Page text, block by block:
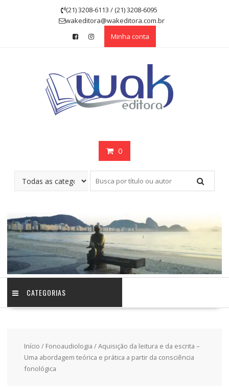
(21) 3208-6113 / (21) 3208-6095
wakeditora@wakeditora.com.br
Minha conta
0
CATEGORIAS
Início / Fonoaudiologia / Aquisição da leitura e da escrita –
Uma abordagem teórica e prática a partir da consciência
fonológica